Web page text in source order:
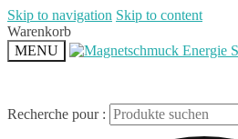
Skip to navigation Skip to content
Warenkorb
MENU
Recherche pour :